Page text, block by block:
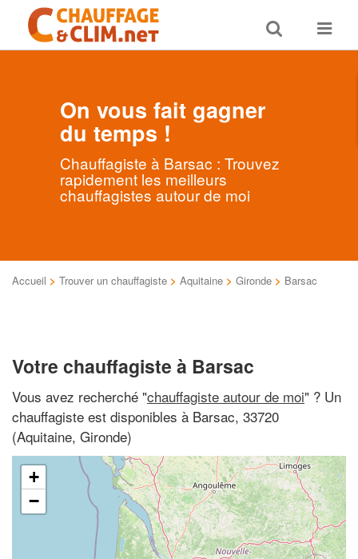
Toggle
search
Toggle
On vous fait gagner
du temps !
Chauffagiste à Barsac : Trouvez
rapidement les meilleurs
chauffagistes autour de moi
Accueil > Trouver un chauffagiste > Aquitaine > Gironde > Barsac
Votre chauffagiste à Barsac
Vous avez recherché "chauffagiste autour de moi" ? Un
chauffagiste est disponibles à Barsac, 33720
(Aquitaine, Gironde)
+
−